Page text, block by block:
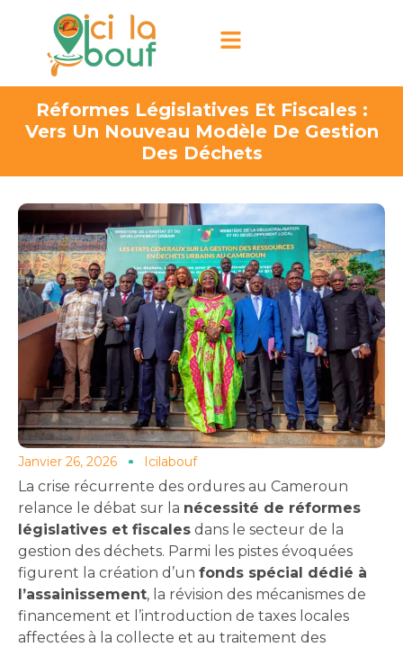
Réformes Législatives Et Fiscales :
Vers Un Nouveau Modèle De Gestion
Des Déchets
Janvier 26, 2026 Icilabouf
La crise récurrente des ordures au Cameroun
relance le débat sur la nécessité de réformes
législatives et fiscales dans le secteur de la
gestion des déchets. Parmi les pistes évoquées
figurent la création d’un fonds spécial dédié à
l’assainissement, la révision des mécanismes de
financement et l’introduction de taxes locales
affectées à la collecte et au traitement des